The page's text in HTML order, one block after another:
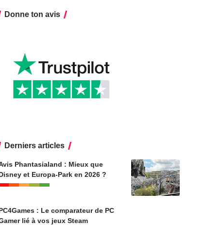
Donne ton avis
Derniers articles
Phantasialand : Mieux que
et Europa-Park en 2026 ?
: Le comparateur de PC
lié à vos jeux Steam